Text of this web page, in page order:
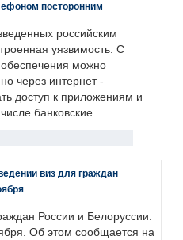
посторонним
российским
уязвимость. С
можно
через интернет -
доступ к приложениям и
банковские.
виз для граждан
России и Белоруссии.
Об этом сообщается на